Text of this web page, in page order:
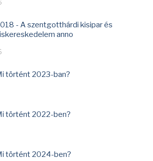
- A szentgotthárdi kisipar és
anno
történt 2023-ban?
történt 2022-ben?
történt 2024-ben?